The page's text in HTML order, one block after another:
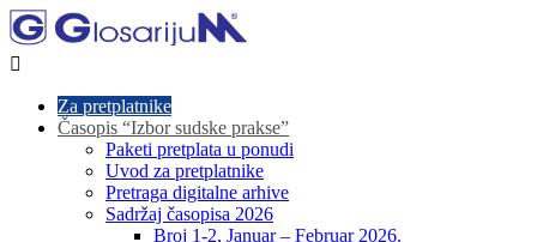

Za pretplatnike
Časopis “Izbor sudske prakse”
Paketi pretplata u ponudi
Uvod za pretplatnike
Pretraga digitalne arhive
Sadržaj časopisa 2026
Broj 1-2, Januar – Februar 2026.